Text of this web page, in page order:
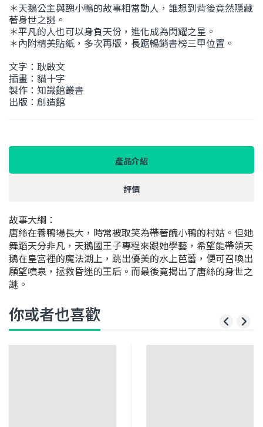
＊天鵝公主與醜小鴨的故事相當動人，誰想到背後竟然隱藏
著身世之謎。
＊平凡的人也可以身負天份，進化成為閃耀之星。
＊內附精美貼紙，多次再版，長踞暢銷書榜三甲位置。
文字：耿啟文
插畫：貓十字
製作：知識館叢書
出版：創造館
產品介紹
評價
故事大綱：
唐絲在養鴨場長大，時常被取笑為帶著醜小鴨的村姑。但她
舞蹈天分非凡，天鵝國王子專程來跟她學藝，希望能帶領天
鵝在皇宮裡的魔法湖上，跳出優美的水上芭蕾，便可召喚出
願望噴泉，拯救昏迷的王后。而最後竟揭出了唐絲的身世之
謎。
你或者也喜歡